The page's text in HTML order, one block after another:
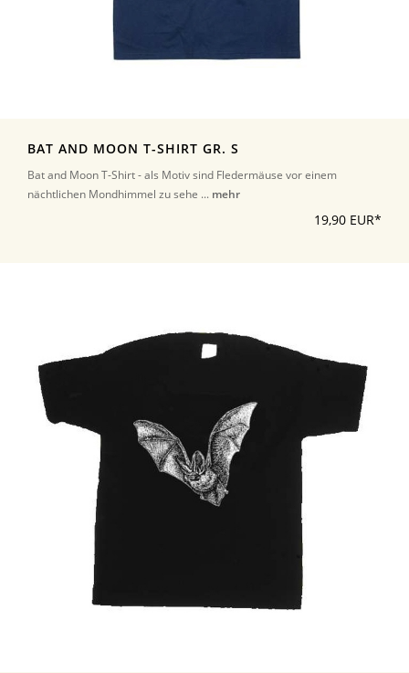
BAT AND MOON T-SHIRT GR. S
Bat and Moon T-Shirt - als Motiv sind Fledermäuse vor einem
nächtlichen Mondhimmel zu sehe ... mehr
19,90 EUR*